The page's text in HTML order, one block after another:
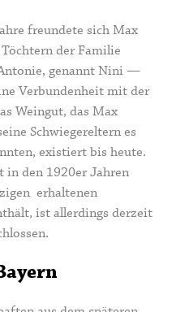
freundete sich Max
der Familie
genannt Nini—
Verbundenheit mit der
Weingut, das Max
Schwiegereltern es
existiert bis heute.
in den 1920er Jahren
erhaltenen
ist allerdings derzeit